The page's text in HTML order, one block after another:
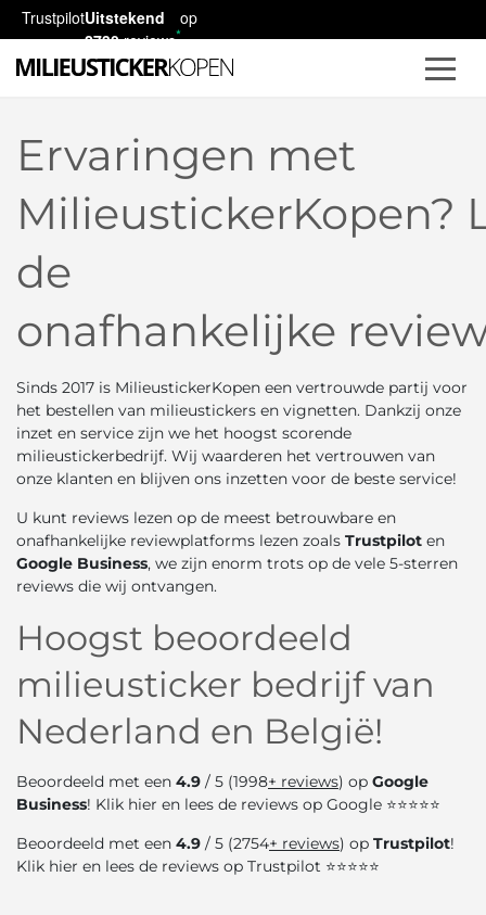
TrustpilotUitstekend
2730reviews
op
Ervaringen met
MilieustickerKopen?
de
onafhankelijke
Sinds 2017 is MilieustickerKopen een vertrouwde partij voor
het bestellen van milieustickers en vignetten. Dankzij onze
inzet en service zijn we het hoogst scorende
milieustickerbedrijf. Wij waarderen het vertrouwen van
onze klanten en blijven ons inzetten voor de beste service!
U kunt reviews lezen op de meest betrouwbare en
onafhankelijke reviewplatforms lezen zoals Trustpilot en
Google Business, we zijn enorm trots op de vele 5-sterren
reviews die wij ontvangen.
Hoogst beoordeeld
milieusticker bedrijf van
Nederland en België!
Beoordeeld met een 4.9 / 5 (1998+ reviews) op Google
Business! Klik hier en lees de reviews op Google ⭐⭐⭐⭐⭐
Beoordeeld met een 4.9 / 5 (2754+ reviews) op Trustpilot!
Klik hier en lees de reviews op Trustpilot ⭐⭐⭐⭐⭐